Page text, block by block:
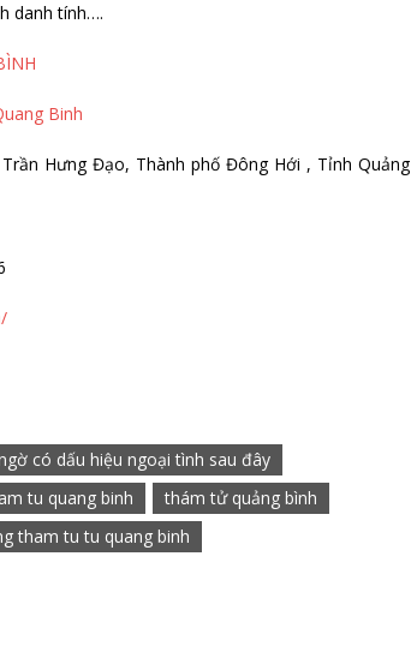
danh tính….
Binh
Trần Hưng Đạo, Thành phố Đông Hới , Tỉnh Quảng
có dấu hiệu ngoại tình sau đây
tu quang binh
thám tử quảng bình
tham tu tu quang binh